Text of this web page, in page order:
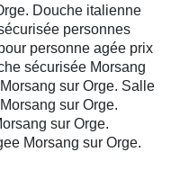
Douche italienne
personnes
personne agée prix
sécurisée Morsang
sur Orge. Salle
sur Orge.
sur Orge.
Morsang sur Orge.